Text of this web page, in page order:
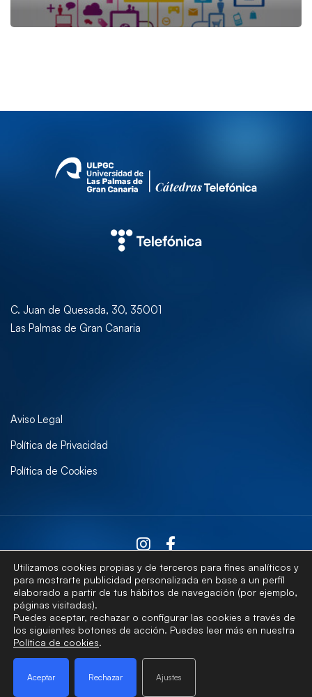
C. Juan de Quesada, 30, 35001
Las Palmas de Gran Canaria
Aviso Legal
Política de Privacidad
Política de Cookies
Contactar
© Universidad de Las Palmas de Gran Canaria · ULPGC
Utilizamos cookies propias y de terceros para fines analíticos y
para mostrarte publicidad personalizada en base a un perfil
elaborado a partir de tus hábitos de navegación (por ejemplo,
páginas visitadas).
Puedes aceptar, rechazar o configurar las cookies a través de
los siguientes botones de acción. Puedes leer más en nuestra
Política de cookies.
Aceptar Rechazar Ajustes